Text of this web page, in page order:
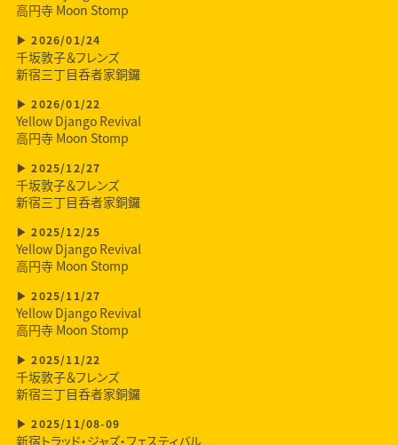
高円寺 Moon Stomp
2026/01/24
千坂敦子＆フレンズ
新宿三丁目呑者家銅鑼
2026/01/22
Yellow Django Revival
高円寺 Moon Stomp
2025/12/27
千坂敦子＆フレンズ
新宿三丁目呑者家銅鑼
2025/12/25
Yellow Django Revival
高円寺 Moon Stomp
2025/11/27
Yellow Django Revival
高円寺 Moon Stomp
2025/11/22
千坂敦子＆フレンズ
新宿三丁目呑者家銅鑼
2025/11/08-09
新宿トラッド・ジャズ・フェスティバル